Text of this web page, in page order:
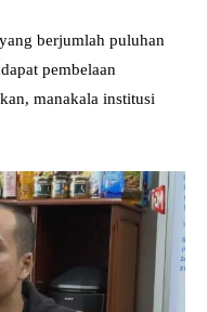
berjumlah puluhan
pembelaan
manakala institusi